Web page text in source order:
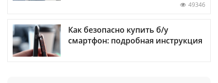
49346
Как безопасно купить б/у
смартфон: подробная инструкция